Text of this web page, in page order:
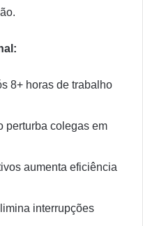
8+ horas de trabalho
perturba colegas em
aumenta eficiência
interrupções